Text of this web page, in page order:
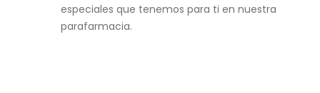
especiales que tenemos para ti en nuestra
parafarmacia.